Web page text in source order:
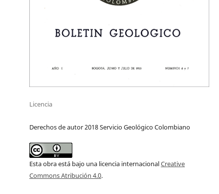
Licencia
Derechos de autor 2018 Servicio Geológico Colombiano
Esta obra está bajo una licencia internacionalCreative
Commons Atribución 4.0.